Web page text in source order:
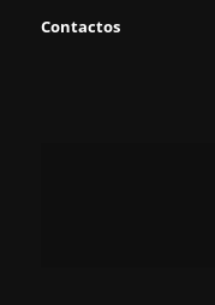
Contactos